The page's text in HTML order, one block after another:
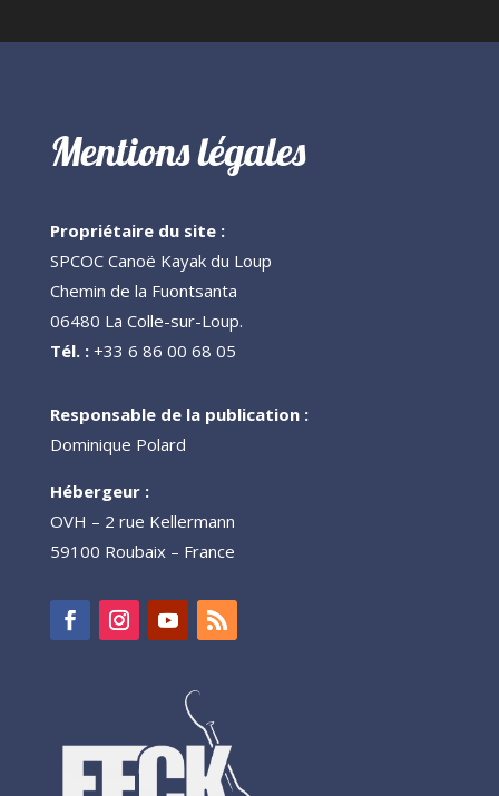
Mentions légales
Propriétaire du site :
SPCOC Canoë Kayak du Loup
Chemin de la Fuontsanta
06480 La Colle-sur-Loup.
Tél. :+33 6 86 00 68 05
Responsable de la publication :
Dominique Polard
Hébergeur :
OVH – 2 rue Kellermann
59100 Roubaix – France